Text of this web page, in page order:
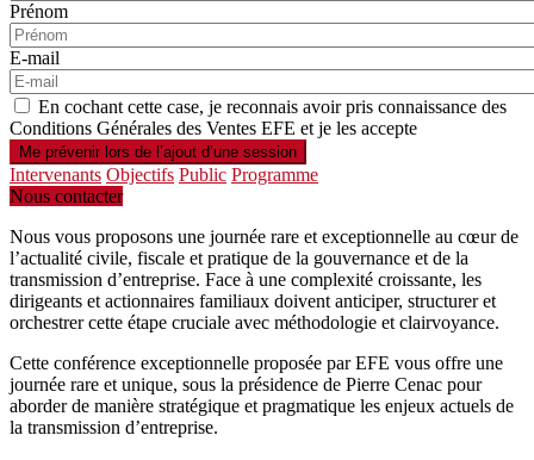
Prénom
E-mail
En cochant cette case, je reconnais avoir pris connaissance des
Conditions Générales des Ventes EFE et je les accepte
Intervenants Objectifs Public Programme
Nous contacter
Nous vous proposons une journée rare et exceptionnelle au cœur de
l’actualité civile, fiscale et pratique de la gouvernance et de la
transmission d’entreprise. Face à une complexité croissante, les
dirigeants et actionnaires familiaux doivent anticiper, structurer et
orchestrer cette étape cruciale avec méthodologie et clairvoyance.
Cette conférence exceptionnelle proposée par EFE vous offre une
journée rare et unique, sous la présidence de Pierre Cenac pour
aborder de manière stratégique et pragmatique les enjeux actuels de
la transmission d’entreprise.